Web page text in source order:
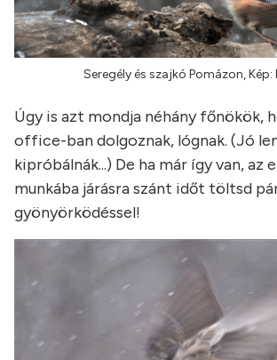
Seregély és szajkó Pomázon,
Úgy is azt mondja néhány főnökök,
office-ban dolgoznak, lógnak. (Jó
kipróbálnák...) De ha már így van, az
munkába járásra szánt időt töltsd
gyönyörködéssel!